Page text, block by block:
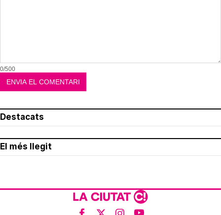
0/500
Destacats
El més llegit